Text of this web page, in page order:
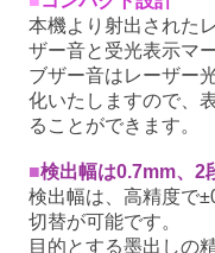
本機より射出された
ザー音と受光表示マ
ブザー音はレーザー
化いたしますので、
ることができます。
■検出幅は0.7mm、2
検出幅は、高精度で
切替が可能です。
目的とする墨出しの